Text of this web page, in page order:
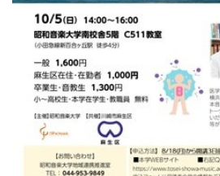
卒業生の方
教職員の方
ニュース